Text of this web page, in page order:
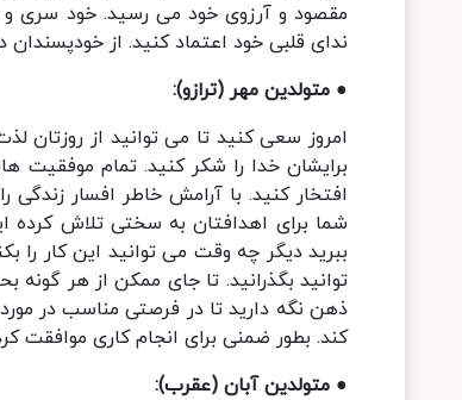
مقصود و آرزوی خود می رسید. خود سری و
ندای قلبی خود اعتماد کنید. از
● متولدین مهر (ترازو):
امروز سعی کنید تا می توانید از روزتان
برایشان خدا را شکر کنید. تمام موفقیت
افتخار کنید. با آرامش خاطر افسار
شما برای اهدافتان به سختی تلاش کرده
ببرید دیگر چه وقت می توانید این کار را
توانید بگذرانید. تا جای ممکن از هر
ذهن نگه دارید تا در فرصتی مناسب در
کند. بطور ضمنی برای انجام کاری موافقت
● متولدین آبان (عقرب):